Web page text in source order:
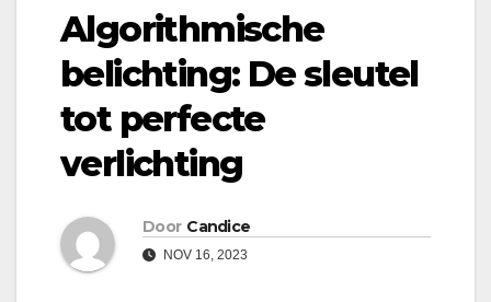
Algorithmische
belichting: De sleutel
tot perfecte
verlichting
Door Candice
NOV 16, 2023